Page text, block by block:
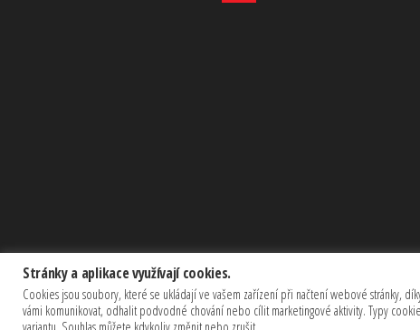
Stránky a aplikace využívají cookies.
Cookies jsou soubory, které se ukládají ve vašem zařízení při načtení webové stránky,
vámi komunikovat, odhalit podvodné chování nebo cílit marketingové aktivity. Typy
variantu. Souhlas můžete kdykoliv změnit nebo zrušit.